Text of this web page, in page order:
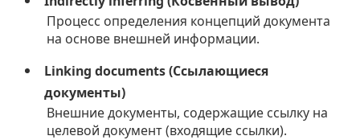
Процесс определения концепций документа
на основе внешней информации.
Linking documents (Ссылающиеся
документы)
Внешние документы, содержащие ссылку на
целевой документ (входящие ссылки).